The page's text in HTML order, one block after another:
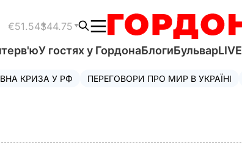
€51.54$44.75
У гостях у ГордонаБлогиБульварLIVE
КРИЗА У РФ ПЕРЕГОВОРИ ПРО МИР В УКРАЇНІ